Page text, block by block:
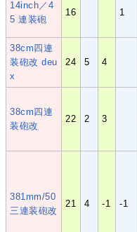
14inch／4
5 連装砲
16 1
38cm四連
装砲改 deu
x
24 5 4
38cm四連
装砲改
22 2 3
381mm/50
三連装砲改
21 4 -1 -1